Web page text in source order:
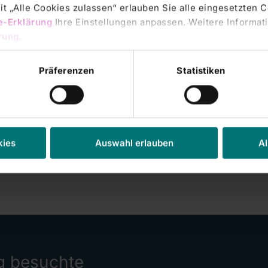
„Alle Cookies zulassen“ erlauben Sie alle eingesetzten
Erklärung Ihre Einstellungen anpassen. Weitere
Präferenzen Statistiken
Auswahl erlauben
besuchte